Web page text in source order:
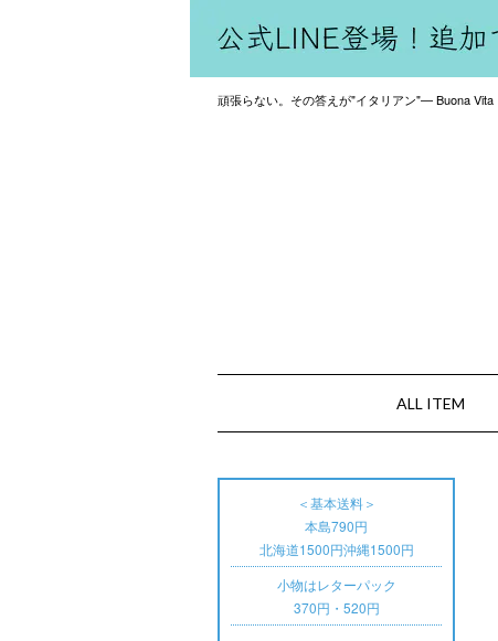
頑張らない。その答えが"イタリアン"— Buona Vita
ALL ITEM
＜基本送料＞
本島790円
北海道1500円沖縄1500円
小物はレターパック
370円・520円